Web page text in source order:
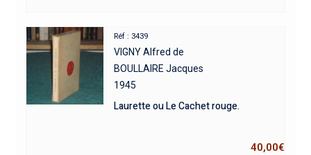
Réf : 3439
VIGNY Alfred de
BOULLAIRE Jacques
1945
Laurette ou Le Cachet rouge.
40,00€